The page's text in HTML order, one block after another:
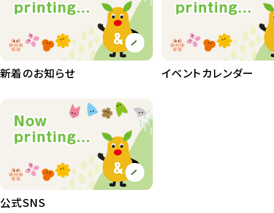
植物園 510
植物たち 407
植物園長の庭
桜情報
紅葉情報
ズーボ
イベント
新着のお知らせ イベントカレンダー
公式SNS